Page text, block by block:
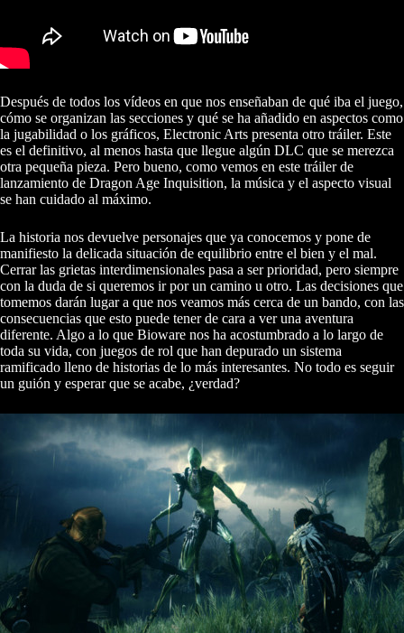
Después de todos los vídeos en que nos enseñaban de qué iba el juego,
cómo se organizan las secciones y qué se ha añadido en aspectos como
la jugabilidad o los gráficos, Electronic Arts presenta otro tráiler. Este
es el definitivo, al menos hasta que llegue algún DLC que se merezca
otra pequeña pieza. Pero bueno, como vemos en este tráiler de
lanzamiento de Dragon Age Inquisition, la música y el aspecto visual
se han cuidado al máximo.
La historia nos devuelve personajes que ya conocemos y pone de
manifiesto la delicada situación de equilibrio entre el bien y el mal.
Cerrar las grietas interdimensionales pasa a ser prioridad, pero siempre
con la duda de si queremos ir por un camino u otro. Las decisiones que
tomemos darán lugar a que nos veamos más cerca de un bando, con las
consecuencias que esto puede tener de cara a ver una aventura
diferente. Algo a lo que Bioware nos ha acostumbrado a lo largo de
toda su vida, con juegos de rol que han depurado un sistema
ramificado lleno de historias de lo más interesantes. No todo es seguir
un guión y esperar que se acabe, ¿verdad?